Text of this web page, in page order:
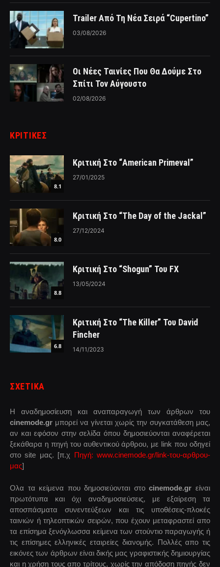
Trailer Από Τη Νέα Σειρά “Cupertino”
03/08/2026
Οι Νέες Ταινίες Που Θα Δούμε Στο
Σπίτι Τον Αύγουστο
02/08/2026
ΚΡΙΤΙΚΈΣ
8.1
Κριτική Στο “American Primeval”
27/01/2025
8.0
Κριτική Στο “The Day of the Jackal”
27/12/2024
8.8
Κριτική Στο “Shogun” Του FX
13/05/2024
6.8
Κριτική Στο “The Killer” Του David
Fincher
14/11/2023
ΣΧΕΤΙΚΑ
Η αναδημοσίευση και αναπαραγωγή των άρθρων του
cinemode.gr μπορεί να γίνεται χωρίς την συγκατάθεση μας,
αν και εφόσον στην σελίδα όπου δημοσιεύονται αναφέρεται
ξεκάθαρα η πηγή του αυθεντικού άρθρου, με link που οδηγεί
στο site μας. [π.χ Πηγή: www.cinemode.gr/link-του-αρθρου-
μας]
Ολα τα κείμενα που δημοσιεύονται στοcinemode.gr είναι
πρωτότυπα και όχι αναδημοσιεύσεις, με εξαίρεση τα
αποσπάσματα συνεντεύξεων και τις υποθέσεις-πλοκές
ταινιών ή τηλεοπτικών σειρών, που έχουν μεταφραστεί απο
τα επίσημα ξενόγλωσσα κείμενα των στούντιο παραγωγής ή
τις επίσημες ελληνικές εταιρείες διανομής. Πολλές απο τις
εικόνες των άρθρων είναι δικής μας γραφιστικής δημιουργίας
και η χρήση τους απο τρίτους, χωρίς την απόδοση πηγής δεν